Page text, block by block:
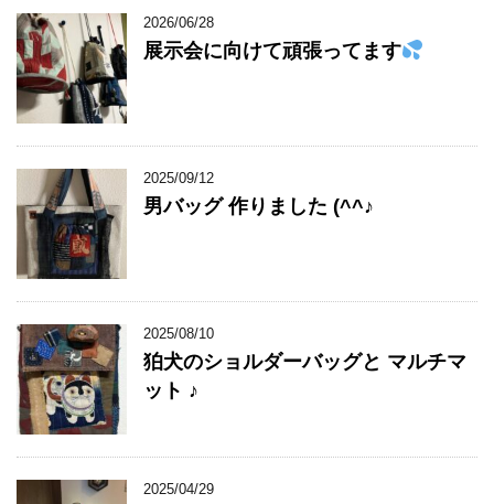
2026/06/28
展示会に向けて頑張ってます
2025/09/12
男バッグ 作りました (^^♪
2025/08/10
狛犬のショルダーバッグと マルチマ
ット ♪
2025/04/29